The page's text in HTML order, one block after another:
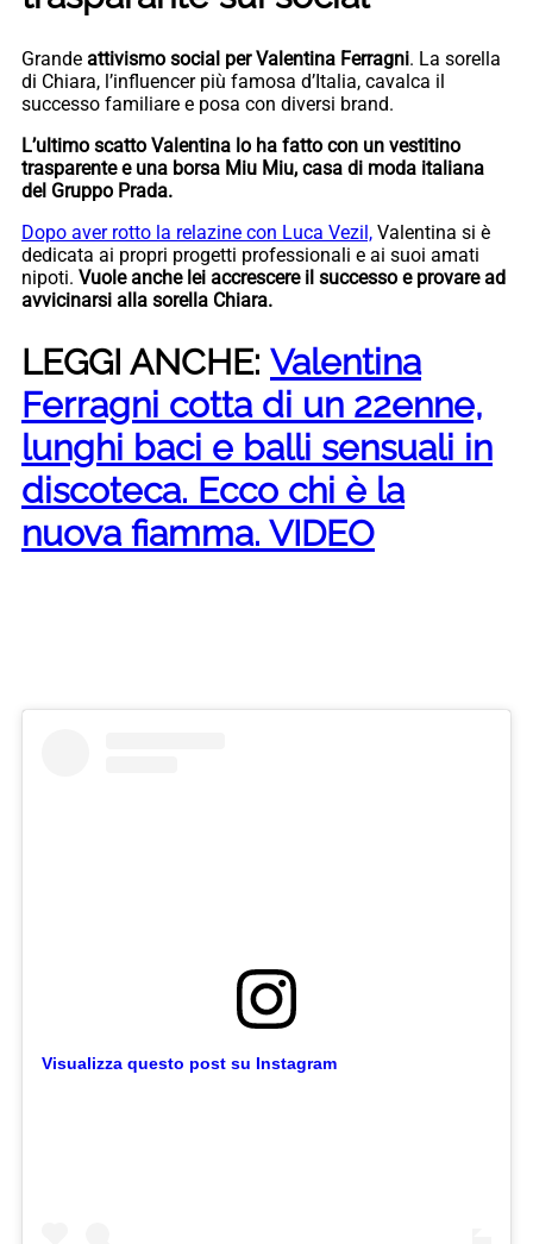
Grande attivismo social per Valentina Ferragni. La sorella
di Chiara, l’influencer più famosa d’Italia, cavalca il
successo familiare e posa con diversi brand.
L’ultimo scatto Valentina lo ha fatto con un vestitino
trasparente e una borsa Miu Miu, casa di moda italiana
del Gruppo Prada.
Dopo aver rotto la relazine con Luca Vezil, Valentina si è
dedicata ai propri progetti professionali e ai suoi amati
nipoti. Vuole anche lei accrescere il successo e provare ad
avvicinarsi alla sorella Chiara.
LEGGI ANCHE: Valentina
Ferragni cotta di un 22enne,
lunghi baci e balli sensuali in
discoteca. Ecco chi è la
nuova fiamma. VIDEO
Visualizza questo post su Instagram